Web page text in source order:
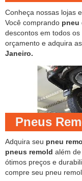
Conheça nossas lojas
Você comprando pneu
descontos em todos
orçamento e adquira
Janeiro.
Pneus
Adquira seu pneu
pneus remold além
ótimos preços e
compre seu pneu